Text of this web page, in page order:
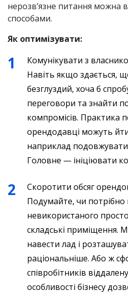
нерозв’язне питання можна
способами.
Як оптимізувати:
Комунікувати з
Навіть якщо здається,
безглуздий, хоча б
переговори та знайти
компромісів. Практика
орендодавці можуть
наприклад
Головне — ініціювати
Скоротити обсяг
Подумайте, чи потрібно
невикористаного
складські приміщення.
навести лад і
раціональніше. Або ж
співробітників
особливості бізнесу